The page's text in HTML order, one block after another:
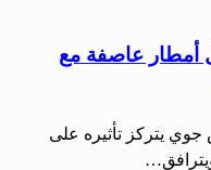
أمطار عاصفة مع
جوي يتركز تأثيره على